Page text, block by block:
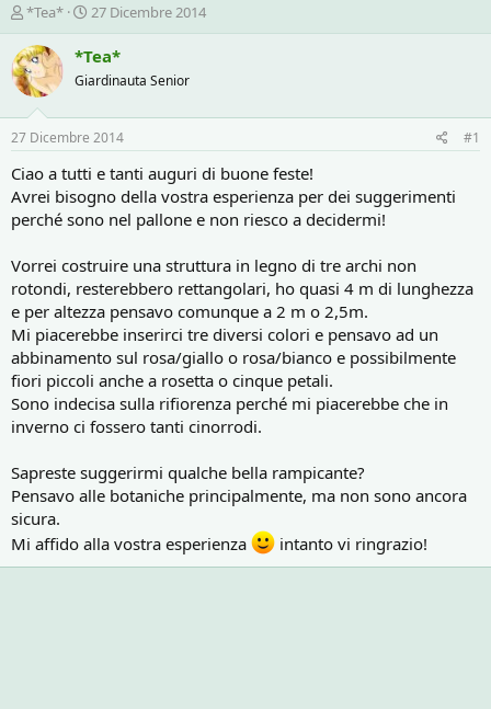
C
r
e
a
t
o
r
e
D
s
c
s
s
i
o
n
e
*Tea*
D
a
t
d
n
i
i
o
27 Dicembre 2014
*Tea*
Giardinauta Senior
27 Dicembre 2014 #1
Ciao a tutti e tanti auguri di buone feste!
Avrei bisogno della vostra esperienza per dei suggerimenti
perché sono nel pallone e non riesco a decidermi!
Vorrei costruire una struttura in legno di tre archi non
rotondi, resterebbero rettangolari, ho quasi 4 m di lunghezza
e per altezza pensavo comunque a 2 m o 2,5m.
Mi piacerebbe inserirci tre diversi colori e pensavo ad un
abbinamento sul rosa/giallo o rosa/bianco e possibilmente
fiori piccoli anche a rosetta o cinque petali.
Sono indecisa sulla rifiorenza perché mi piacerebbe che in
inverno ci fossero tanti cinorrodi.
Sapreste suggerirmi qualche bella rampicante?
Pensavo alle botaniche principalmente, ma non sono ancora
sicura.
Mi affido alla vostra esperienza
intanto vi ringrazio!